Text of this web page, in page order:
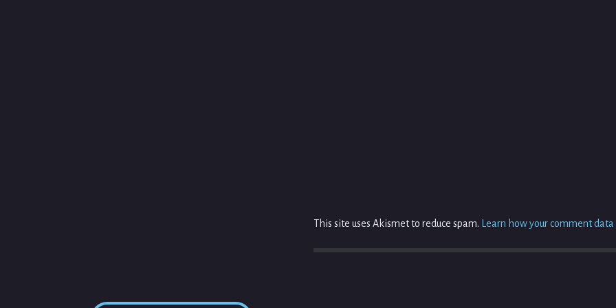
This site uses Akismet to reduce spam. Learn how your comment data